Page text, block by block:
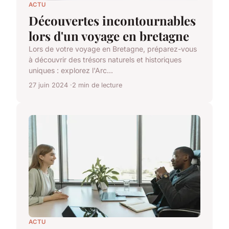
ACTU
Découvertes incontournables
lors d'un voyage en bretagne
Lors de votre voyage en Bretagne, préparez-vous
à découvrir des trésors naturels et historiques
uniques : explorez l'Arc...
27 juin 2024 2 min de lecture
ACTU